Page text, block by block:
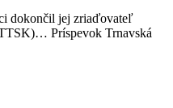
dokončil jej zriaďovateľ
Príspevok Trnavská